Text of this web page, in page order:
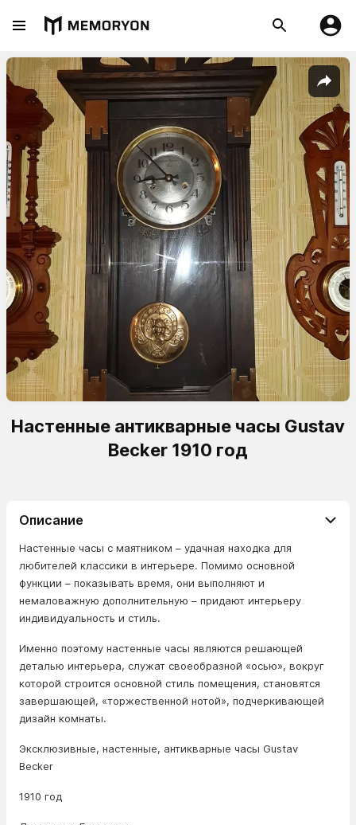
Настенные антикварные часы Gustav
Becker 1910 год
Описание
Настенные часы с маятником – удачная находка для
любителей классики в интерьере. Помимо основной
функции – показывать время, они выполняют и
немаловажную дополнительную – придают интерьеру
индивидуальность и стиль.
Именно поэтому настенные часы являются решающей
деталью интерьера, служат своеобразной «осью», вокруг
которой строится основной стиль помещения, становятся
завершающей, «торжественной нотой», подчеркивающей
дизайн комнаты.
Эксклюзивные, настенные, антикварные часы Gustav
Becker
1910 год